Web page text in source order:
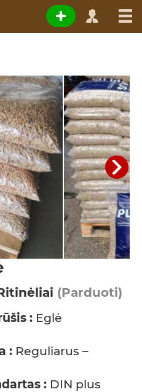
(Parduoti)
: Eglė
: Reguliarus –
: DIN plus